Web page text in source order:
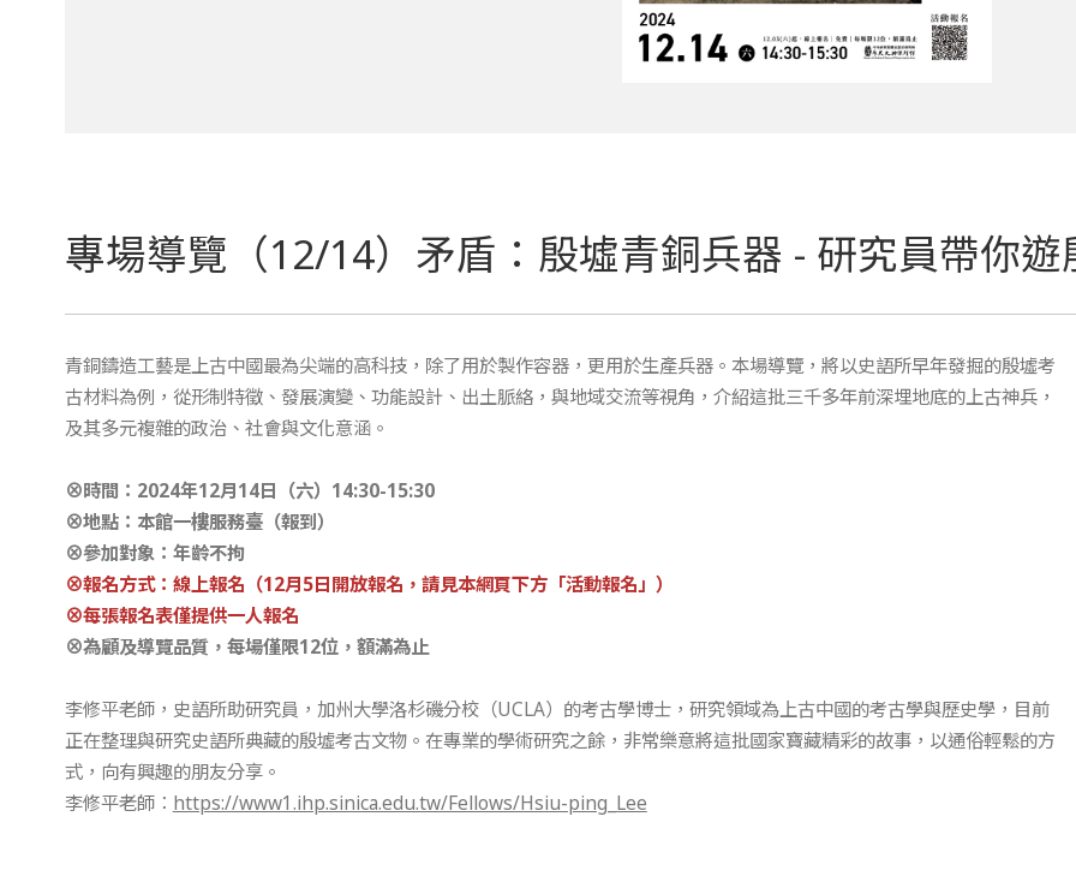
專場導覽（12/14）矛盾：殷墟青銅兵器 - 研究員帶你遊
青銅鑄造工藝是上古中國最為尖端的高科技，除了用於製作容器，更用於生產兵器。本場導覽，將以史語所早年發掘的殷墟考
古材料為例，從形制特徵、發展演變、功能設計、出土脈絡，與地域交流等視角，介紹這批三千多年前深埋地底的上古神兵，
及其多元複雜的政治、社會與文化意涵。
⊗時間：2024年12月14日（六）14:30-15:30
⊗地點：本館一樓服務臺（報到）
⊗參加對象：年齡不拘
⊗報名方式：線上報名（12月5日開放報名，請見本網頁下方「活動報名」）
⊗每張報名表僅提供一人報名
⊗為顧及導覽品質，每場僅限12位，額滿為止
李修平老師，史語所助研究員，加州大學洛杉磯分校（UCLA）的考古學博士，研究領域為上古中國的考古學與歷史學，目前
正在整理與研究史語所典藏的殷墟考古文物。在專業的學術研究之餘，非常樂意將這批國家寶藏精彩的故事，以通俗輕鬆的方
式，向有興趣的朋友分享。
李修平老師： https://www1.ihp.sinica.edu.tw/Fellows/Hsiu-ping_Lee